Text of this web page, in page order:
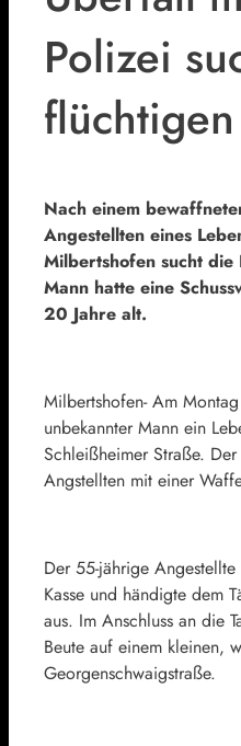
Polizei
Nach einem
Angestellten eines
Milbertshofen sucht die
Mann hatte eine
20 Jahre alt.
Milbertshofen- Am
unbekannter Mann ein
Schleißheimer Straße.
Angstellten mit einer
Der 55-jährige
Kasse und händigte dem
aus. Im Anschluss an die
Beute auf einem kleinen,
Georgenschwaigstraße.